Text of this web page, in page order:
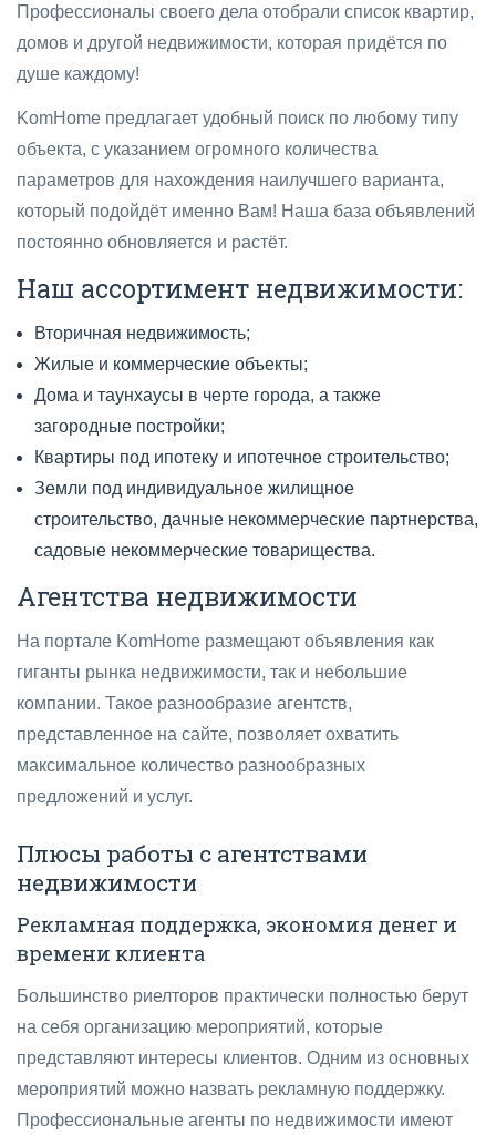
Профессионалы своего дела отобрали список квартир,
домов и другой недвижимости, которая придётся по
душе каждому!
KomHome предлагает удобный поиск по любому типу
объекта, с указанием огромного количества
параметров для нахождения наилучшего варианта,
который подойдёт именно Вам! Наша база объявлений
постоянно обновляется и растёт.
Наш ассортимент недвижимости:
Вторичная недвижимость;
Жилые и коммерческие объекты;
Дома и таунхаусы в черте города, а также
загородные постройки;
Квартиры под ипотеку и ипотечное строительство;
Земли под индивидуальное жилищное
строительство, дачные некоммерческие партнерства,
садовые некоммерческие товарищества.
Агентства недвижимости
На портале KomHome размещают объявления как
гиганты рынка недвижимости, так и небольшие
компании. Такое разнообразие агентств,
представленное на сайте, позволяет охватить
максимальное количество разнообразных
предложений и услуг.
Плюсы работы с агентствами
недвижимости
Рекламная поддержка, экономия денег и
времени клиента
Большинство риелторов практически полностью берут
на себя организацию мероприятий, которые
представляют интересы клиентов. Одним из основных
мероприятий можно назвать рекламную поддержку.
Профессиональные агенты по недвижимости имеют